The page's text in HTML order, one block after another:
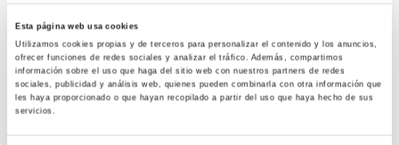
Esta página web usa cookies
Utilizamos cookies propias y de terceros para personalizar el contenido y los anuncios,
ofrecer funciones de redes sociales y analizar el tráfico. Además, compartimos
información sobre el uso que haga del sitio web con nuestros partners de redes
sociales, publicidad y análisis web, quienes pueden combinarla con otra información que
les haya proporcionado o que hayan recopilado a partir del uso que haya hecho de sus
servicios.